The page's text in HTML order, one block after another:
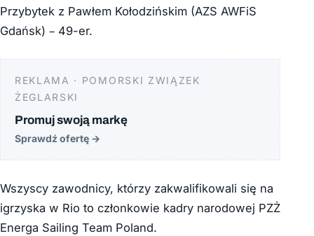
Przybytek z Pawłem Kołodzińskim (AZS AWFiS
Gdańsk) – 49-er.
REKLAMA · POMORSKI ZWIĄZEK
ŻEGLARSKI
Promuj swoją markę
Sprawdź ofertę →
Wszyscy zawodnicy, którzy zakwalifikowali się na
igrzyska w Rio to członkowie kadry narodowej PZŻ
Energa Sailing Team Poland.